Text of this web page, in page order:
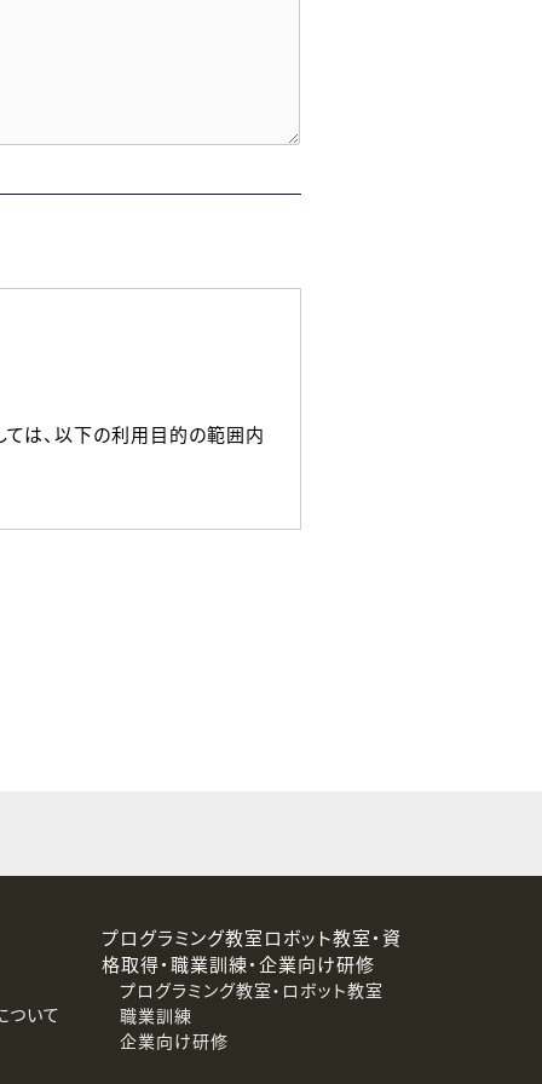
ては、以下の利用目的の範囲内
および第三者への提供停止）
ついて
プログラミング教室ロボット教室・資
格取得・職業訓練・企業向け研修
プログラミング教室・ロボット教室
職業訓練
企業向け研修